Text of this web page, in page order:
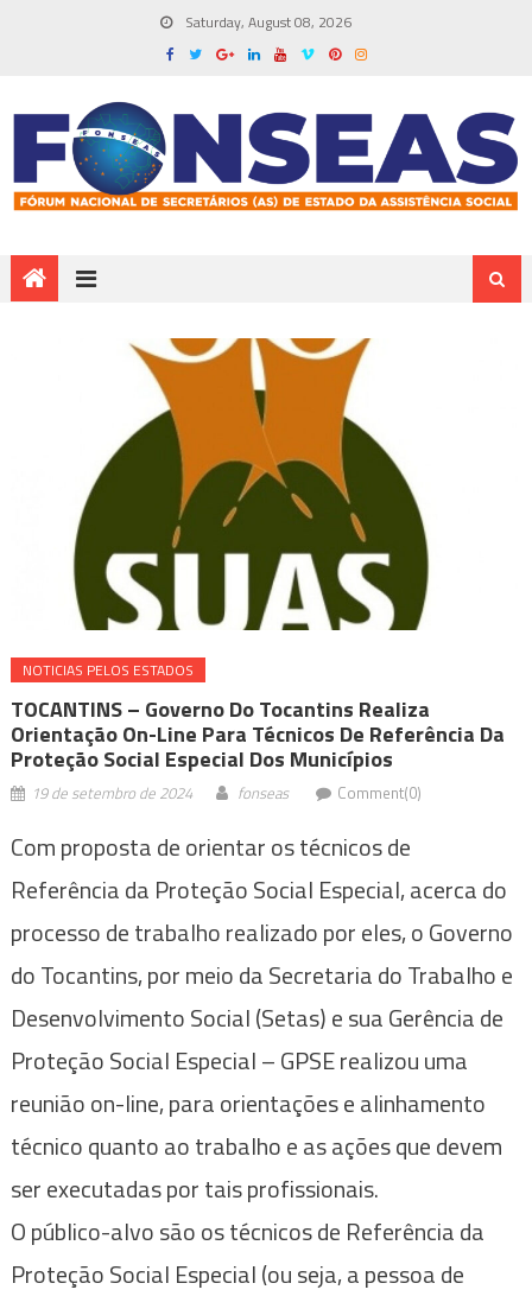
Saturday, August 08, 2026
NOTICIAS PELOS ESTADOS
TOCANTINS – Governo Do Tocantins Realiza
Orientação On-Line Para Técnicos De Referência Da
Proteção Social Especial Dos Municípios
19 de setembro de 2024 fonseas Comment(0)
Com proposta de orientar os técnicos de
Referência da Proteção Social Especial, acerca do
processo de trabalho realizado por eles, o Governo
do Tocantins, por meio da Secretaria do Trabalho e
Desenvolvimento Social (Setas) e sua Gerência de
Proteção Social Especial – GPSE realizou uma
reunião on-line, para orientações e alinhamento
técnico quanto ao trabalho e as ações que devem
ser executadas por tais profissionais.
O público-alvo são os técnicos de Referência da
Proteção Social Especial (ou seja, a pessoa de